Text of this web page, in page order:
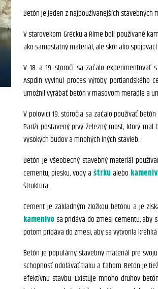
Betón je jeden z najpoužívanejších
V starovekom Grécku a Ríme boli používané
ako samostatný materiál, ale skôr ako
V 18. a 19. storočí sa začalo experimentovať
Aspdin vyvinul proces výroby portlandského
umožnil vyrábať betón v masovom meradle a
V polovici 19. storočia sa začalo používať
Paríži postavený prvý železný most, ktorý
vysokých budov a mnohých iných stavieb.
Betón je všeobecný stavebný materiál
cementu, piesku, vody a štrku alebo
štruktúra.
Cement je základným zložkou betónu a je
kamenivo sa pridáva do zmesi cementu, aby
potom pridáva do zmesi, aby sa vytvorila
Betón je populárny stavebný materiál pre
schopnosť odolávať tlaku a ťahom. Betón je
efektívnu stavbu. Existuje mnoho druhov